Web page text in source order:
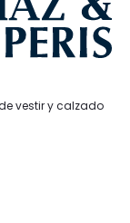
vestir y calzado